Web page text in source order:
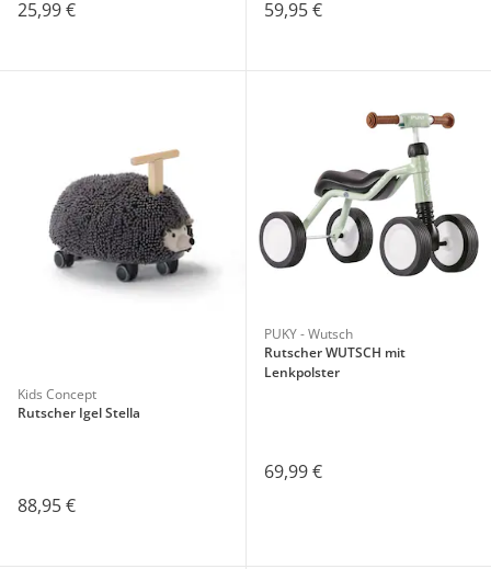
25,99 € 59,95 €
Kids Concept
Rutscher Igel Stella
88,95 €
PUKY - Wutsch
Rutscher WUTSCH mit
Lenkpolster
69,99 €